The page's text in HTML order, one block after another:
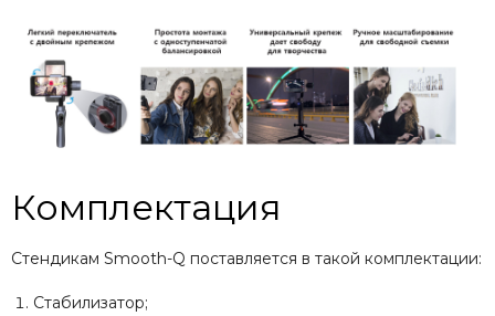
Комплектация
Стендикам Smooth-Q поставляется в такой комплектации:
Стабилизатор;